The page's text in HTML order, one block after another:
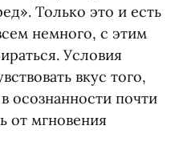
Только это и есть
немного, с этим
Условия
вкус того,
осознанности почти
от мгновения